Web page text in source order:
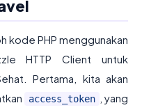
kode PHP menggunakan
HTTP Client untuk
Pertama, kita akan
access_token
, yang